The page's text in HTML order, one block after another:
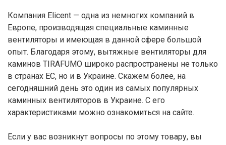
Компания Elicent — одна из немногих компаний в
Европе, производящая специальные каминные
вентиляторы и имеющая в данной сфере большой
опыт. Благодаря этому, вытяжные вентиляторы для
каминов TIRAFUMO широко распространены не только
в странах ЕС, но и в Украине. Скажем более, на
сегодняшний день это один из самых популярных
каминных вентиляторов в Украине. С его
характеристиками можно ознакомиться на сайте.
Если у вас возникнут вопросы по этому товару, вы